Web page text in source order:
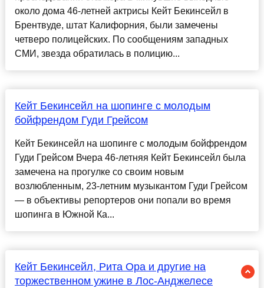
около дома 46-летней актрисы Кейт Бекинсейл в
Брентвуде, штат Калифорния, были замечены
четверо полицейских. По сообщениям западных
СМИ, звезда обратилась в полицию...
Кейт Бекинсейл на шопинге с молодым
бойфрендом Гуди Грейсом
Кейт Бекинсейл на шопинге с молодым бойфрендом
Гуди Грейсом Вчера 46-летняя Кейт Бекинсейл была
замечена на прогулке со своим новым
возлюбленным, 23-летним музыкантом Гуди Грейсом
— в объективы репортеров они попали во время
шопинга в Южной Ка...
Кейт Бекинсейл, Рита Ора и другие на
торжественном ужине в Лос-Анджелесе